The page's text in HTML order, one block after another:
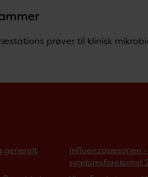
prøver til klinisk
generelt
Influenzasæsonen
sygdomsforekomst